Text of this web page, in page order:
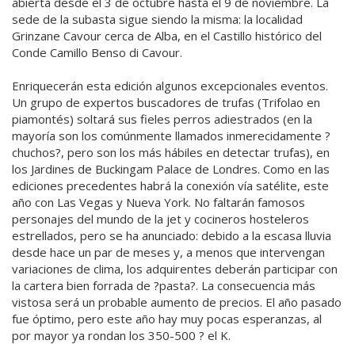
sede de la subasta sigue siendo la misma: la localidad
Grinzane Cavour cerca de Alba, en el Castillo histórico del
Conde Camillo Benso di Cavour.
Enriquecerán esta edición algunos excepcionales eventos.
Un grupo de expertos buscadores de trufas (Trifolao en
piamontés) soltará sus fieles perros adiestrados (en la
mayoría son los comúnmente llamados inmerecidamente ?
chuchos?, pero son los más hábiles en detectar trufas), en
los Jardines de Buckingam Palace de Londres. Como en las
ediciones precedentes habrá la conexión vía satélite, este
año con Las Vegas y Nueva York. No faltarán famosos
personajes del mundo de la jet y cocineros hosteleros
estrellados, pero se ha anunciado: debido a la escasa lluvia
desde hace un par de meses y, a menos que intervengan
variaciones de clima, los adquirentes deberán participar con
la cartera bien forrada de ?pasta?. La consecuencia más
vistosa será un probable aumento de precios. El año pasado
fue óptimo, pero este año hay muy pocas esperanzas, al
por mayor ya rondan los 350-500 ? el K.